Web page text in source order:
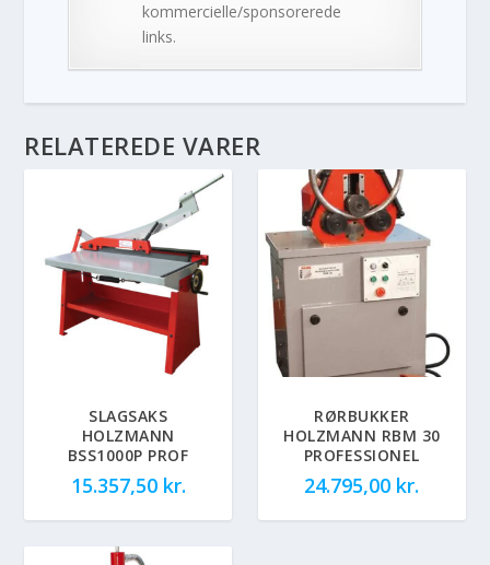
kommercielle/sponsorerede
links.
RELATEREDE VARER
SLAGSAKS
HOLZMANN
BSS1000P PROF
15.357,50 kr.
RØRBUKKER
HOLZMANN RBM 30
PROFESSIONEL
24.795,00 kr.